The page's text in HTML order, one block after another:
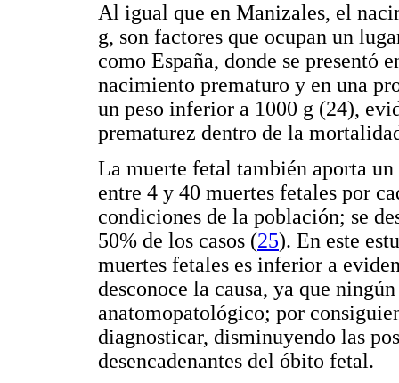
Al igual que en Manizales, el
g, son factores que ocupan un
como España, donde se presentó
nacimiento prematuro y en una
un peso inferior a 1000 g (24),
prematurez dentro de la
La muerte fetal también aporta
entre 4 y 40 muertes fetales por
condiciones de la población; se
50% de los casos (25). En este
muertes fetales es inferior a
desconoce la causa, ya que
anatomopatológico; por
diagnosticar, disminuyendo las
desencadenantes del óbito fetal.